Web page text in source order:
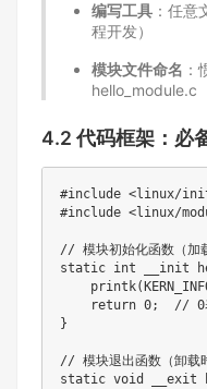
编写工具：任意
程开发）​
模块文件命名
hello_module.c​
4.2 代码框架：必
#include <linux/
#include <linux/
// 模块初始化函数（加
static int __init
return 0;  // 0
}
// 模块退出函数（卸载
static void __exit